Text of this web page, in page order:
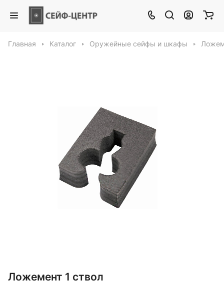
Главная Каталог Оружейные сейфы и шкафы
Ложемент 1 ствол